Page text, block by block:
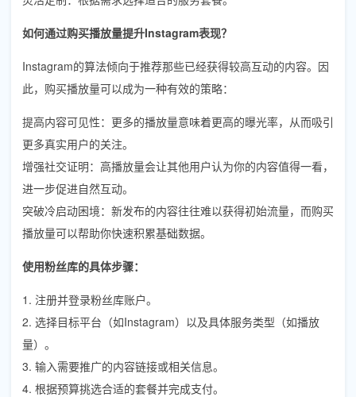
如何通过购买播放量提升Instagram表现？
Instagram的算法倾向于推荐那些已经获得较高互动的内容。因
此，购买播放量可以成为一种有效的策略：
提高内容可见性：更多的播放量意味着更高的曝光率，从而吸引
更多真实用户的关注。
增强社交证明：高播放量会让其他用户认为你的内容值得一看，
进一步促进自然互动。
突破冷启动困境：新发布的内容往往难以获得初始流量，而购买
播放量可以帮助你快速积累基础数据。
使用粉丝库的具体步骤：
1. 注册并登录粉丝库账户。
2. 选择目标平台（如Instagram）以及具体服务类型（如播放
量）。
3. 输入需要推广的内容链接或相关信息。
4. 根据预算挑选合适的套餐并完成支付。